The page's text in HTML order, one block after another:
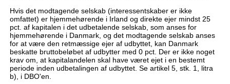
Hvis det modtagende selskab (interessentskaber er ikke
omfattet) er hjemmehørende i Irland og direkte ejer mindst 25
pct. af kapitalen i det udbetalende selskab, som anses for
hjemmehørende i Danmark, og det modtagende selskab anses
for at være den retmæssige ejer af udbyttet, kan Danmark
beskatte bruttobeløbet af udbytter med 0 pct. Der er ikke noget
krav om, at kapitalandelen skal have været ejet i en bestemt
periode inden udbetalingen af udbyttet. Se artikel 5, stk. 1, litra
b), i DBO'en.